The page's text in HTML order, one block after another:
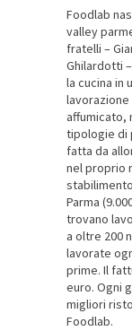
Foodlab
valley
fratelli –
Ghilardotti
la cucina in
affumicato,
tipologie di
fatta da
nel proprio
Parma
trovano
a oltre 200
lavorate
prime. Il
euro. Ogni
migliori
Foodlab.